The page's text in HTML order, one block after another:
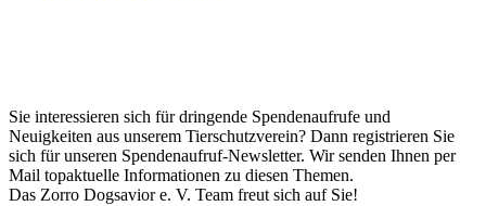
Sie interessieren sich für dringende Spendenaufrufe und
Neuigkeiten aus unserem Tierschutzverein? Dann registrieren Sie
sich für unseren Spendenaufruf-Newsletter. Wir senden Ihnen per
Mail topaktuelle Informationen zu diesen Themen.
Das Zorro Dogsavior e. V. Team freut sich auf Sie!